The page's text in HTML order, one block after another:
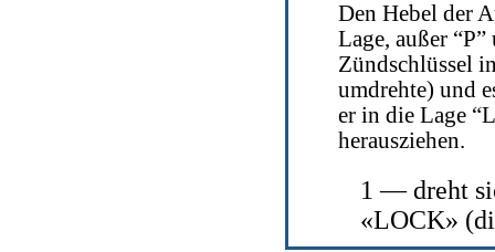
Den Hebel der
Lage, außer
Zündschlüssel
umdrehte) und
er in die Lage
herausziehen.
1 — dreht
«LOCK»